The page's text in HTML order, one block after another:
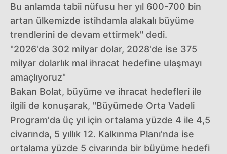
Bu anlamda tabii nüfusu her yıl 600-700 bin
artan ülkemizde istihdamla alakalı büyüme
trendlerini de devam ettirmek" dedi.
"2026'da 302 milyar dolar, 2028'de ise 375
milyar dolarlık mal ihracat hedefine ulaşmayı
amaçlıyoruz"
Bakan Bolat, büyüme ve ihracat hedefleri ile
ilgili de konuşarak, "Büyümede Orta Vadeli
Program'da üç yıl için ortalama yüzde 4 ile 4,5
civarında, 5 yıllık 12. Kalkınma Planı'nda ise
ortalama yüzde 5 civarında bir büyüme hedefi